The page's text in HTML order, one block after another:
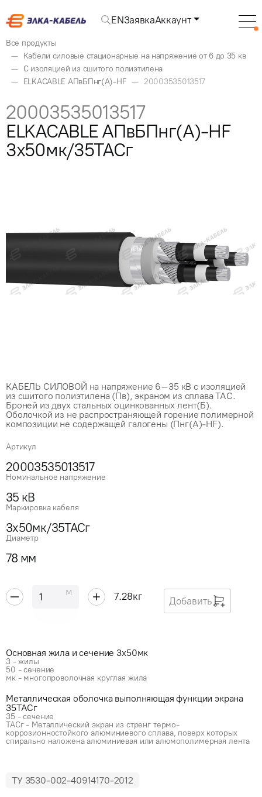
ENЗаявкаАккаунт
Все продукты
Кабели силовые стационарные на напряжение от 6 до 35 кв
С изоляцией из сшитого полиэтилена
ELKACABLE АПвБПнг(А)-HF
20003535013517
КАБЕЛЬ СИЛОВОЙ на напряжение 6–35 кВ с изоляцией
из сшитого полиэтилена (Пв), экраном из сплава ТАС.
Броней из двух стальных оцинкованных лент(Б).
Оболочкой из не распространяющей горение полимерной
композиции не содержащей галогены (Пнг(А)-HF).
Артикул
20003535013517
Номинальное напряжение
35 кВ
Маркировка кабеля
3x50мк/35ТАСг
Диаметр
78 мм
м 7.28кг Добавить
Основная жила и сечение 3x50мк
3 - жилы
50 - сечение
мк - многопроволочная круглая жила
Металлическая оболочка выполняющая функции экрана
35ТАСг
35 - сечение
ТАСг - Металлический экран из стренг термо-
коррозионностойкого алюминиевого сплава, поверх которых
спирально наложена алюминиевая или алюмополимерная лента
ТУ 3530-002-40914170-2012
20003535013517
ELKACABLE АПвБПнг(А)-HF
3x50мк/35ТАСг